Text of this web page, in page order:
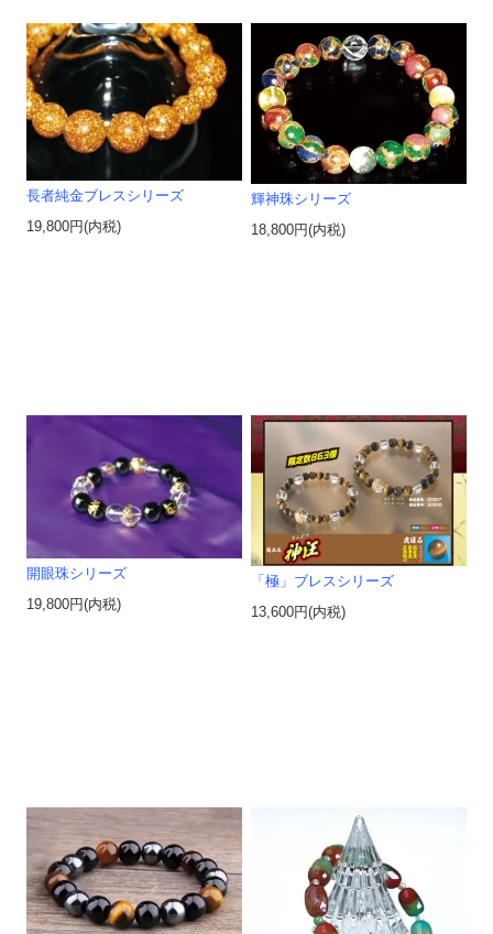
長者純金ブレスシリーズ
19,800円(内税)
輝神珠シリーズ
18,800円(内税)
開眼珠シリーズ
19,800円(内税)
「極」ブレスシリーズ
13,600円(内税)